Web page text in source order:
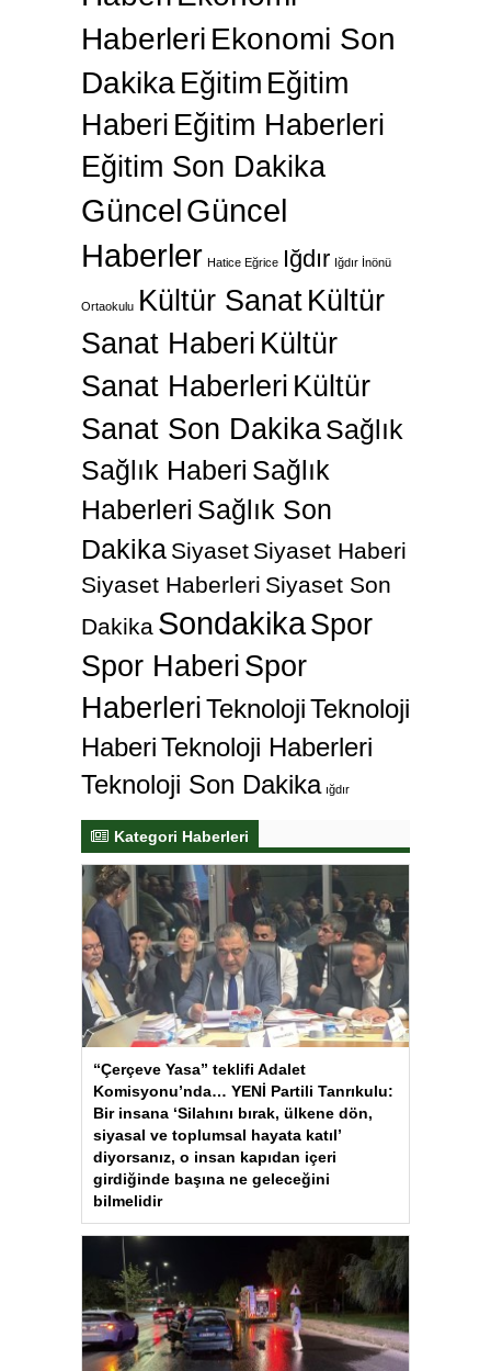
Haberleri Ekonomi Son
Dakika Eğitim Eğitim
Haberi Eğitim Haberleri
Eğitim Son Dakika
GüncelGüncel
Haberler Hatice Eğrice Iğdır Iğdır İnönü
Ortaokulu Kültür SanatKültür
Sanat Haberi Kültür
Sanat Haberleri Kültür
Sanat Son DakikaSağlık
Sağlık Haberi Sağlık
Haberleri Sağlık Son
Dakika Siyaset Siyaset Haberi
Siyaset Haberleri Siyaset Son
Dakika SondakikaSpor
Spor Haberi Spor
HaberleriTeknolojiTeknoloji
HaberiTeknoloji Haberleri
Teknoloji Son Dakika ığdır
Kategori Haberleri
“Çerçeve Yasa” teklifi Adalet
Komisyonu’nda… YENİ Partili Tanrıkulu:
Bir insana ‘Silahını bırak, ülkene dön,
siyasal ve toplumsal hayata katıl’
diyorsanız, o insan kapıdan içeri
girdiğinde başına ne geleceğini
bilmelidir